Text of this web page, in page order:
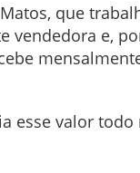
que
vendedora e,
esse valor todo